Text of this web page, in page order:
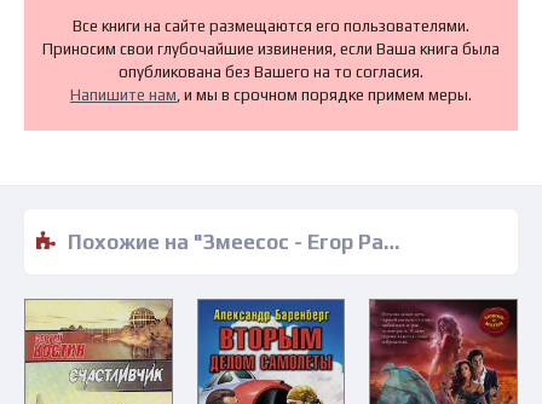
Все книги на сайте размещаются его пользователями.
Приносим свои глубочайшие извинения, если Ваша книга была
опубликована без Вашего на то согласия.
Напишите нам, и мы в срочном порядке примем меры.
Похожие на "Змеесос - Егор Радов" книги читать бесплатно полные версии